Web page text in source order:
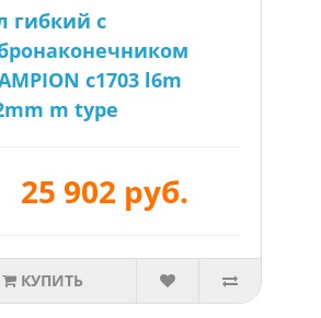
гибкий с
c1703 l6m
m type
25 902 руб.
КУПИТЬ